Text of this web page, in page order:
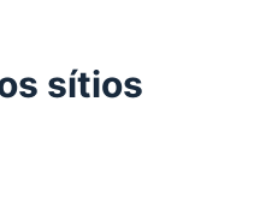
sítios